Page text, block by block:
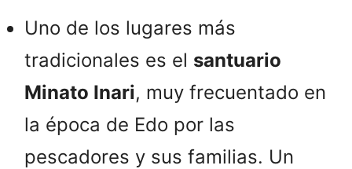
Uno de los lugares más
tradicionales es el santuario
Minato Inari, muy frecuentado en
la época de Edo por las
pescadores y sus familias. Un